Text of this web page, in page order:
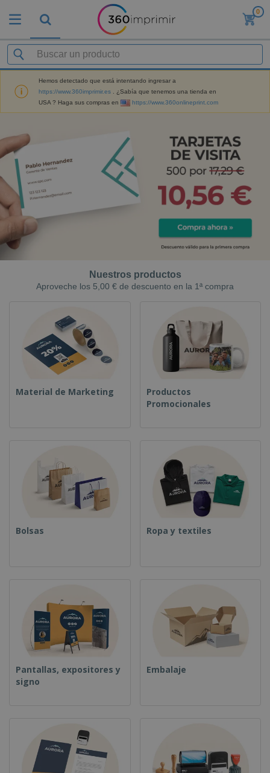
0
Hemos detectado que está intentando ingresar a
https://www.360imprimir.es
. ¿Sabía que tenemos una tienda en
USA ? Haga sus compras en
https://www.360onlineprint.com
Nuestros productos
Aproveche los 5,00 € de descuento en la 1ª compra
Material de Marketing
Productos
Promocionales
Bolsas Ropa y textiles
Pantallas, expositores y
signo
Embalaje